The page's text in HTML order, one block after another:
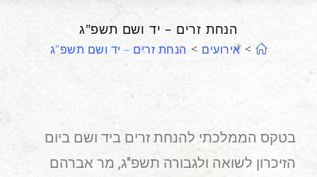
הנחת זרים – יד ושם תשפ"ג
> אירועים > הנחת זרים – יד ושם תשפ"ג
בטקס הממלכתי להנחת זרים ביד ושם ביום
הזיכרון לשואה ולגבורה תשפ"ג, מר אברהם